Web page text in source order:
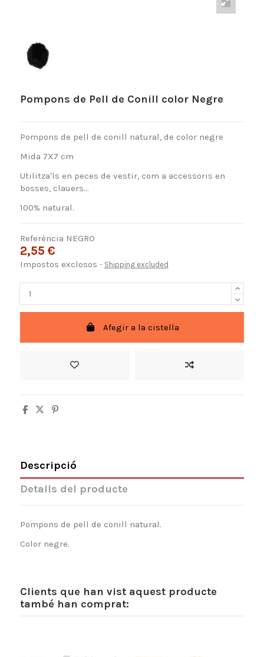
Pompons de Pell de Conill color Negre
Pompons de pell de conill natural, de color negre
Mida 7X7 cm
Utilitza'ls en peces de vestir, com a accessoris en
bosses, clauers...
100% natural.
Referència NEGRO
2,55 €
Impostos exclosos Shipping excluded
Afegir a la cistella
Descripció
Detalls del producte
Pompons de pell de conill natural.
Color negre.
Clients que han vist aquest producte
també han comprat: